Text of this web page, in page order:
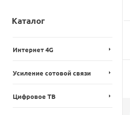
Каталог
Интернет 4G
Усиление сотовой связи
Цифровое ТВ